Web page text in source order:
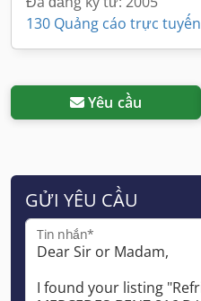
130 Quảng cáo trực tuyến
Yêu cầu
GỬI YÊU CẦU
Tin nhắn*